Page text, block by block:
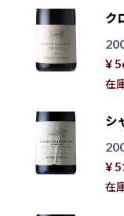
ク
¥
在
シ
¥
在